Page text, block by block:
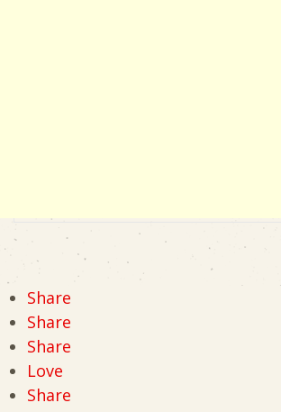
Share
Share
Share
Love
Share